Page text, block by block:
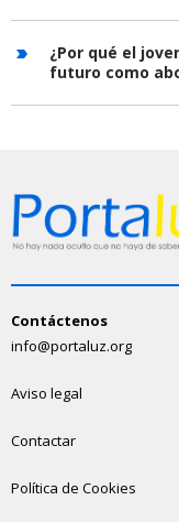
¿Por qué el
futuro como
Contáctenos
info@portaluz.org
Aviso legal
Contactar
Política de Cookies